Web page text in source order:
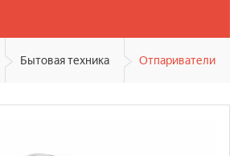
Бытовая техника Отпариватели